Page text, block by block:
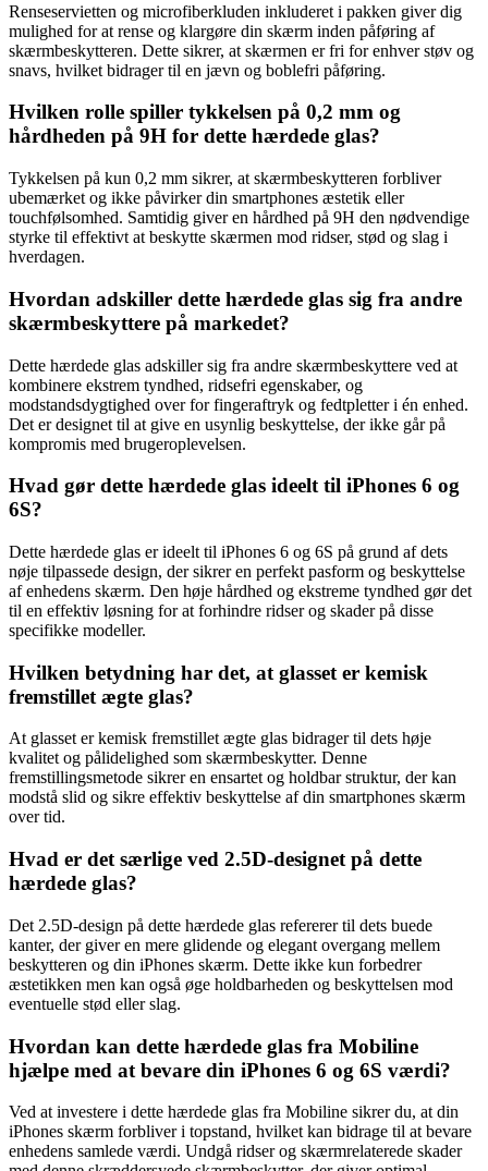
Renseservietten og microfiberkluden inkluderet i pakken giver dig
mulighed for at rense og klargøre din skærm inden påføring af
skærmbeskytteren. Dette sikrer, at skærmen er fri for enhver støv og
snavs, hvilket bidrager til en jævn og boblefri påføring.
Hvilken rolle spiller tykkelsen på 0,2 mm og
hårdheden på 9H for dette hærdede glas?
Tykkelsen på kun 0,2 mm sikrer, at skærmbeskytteren forbliver
ubemærket og ikke påvirker din smartphones æstetik eller
touchfølsomhed. Samtidig giver en hårdhed på 9H den nødvendige
styrke til effektivt at beskytte skærmen mod ridser, stød og slag i
hverdagen.
Hvordan adskiller dette hærdede glas sig fra andre
skærmbeskyttere på markedet?
Dette hærdede glas adskiller sig fra andre skærmbeskyttere ved at
kombinere ekstrem tyndhed, ridsefri egenskaber, og
modstandsdygtighed over for fingeraftryk og fedtpletter i én enhed.
Det er designet til at give en usynlig beskyttelse, der ikke går på
kompromis med brugeroplevelsen.
Hvad gør dette hærdede glas ideelt til iPhones 6 og
6S?
Dette hærdede glas er ideelt til iPhones 6 og 6S på grund af dets
nøje tilpassede design, der sikrer en perfekt pasform og beskyttelse
af enhedens skærm. Den høje hårdhed og ekstreme tyndhed gør det
til en effektiv løsning for at forhindre ridser og skader på disse
specifikke modeller.
Hvilken betydning har det, at glasset er kemisk
fremstillet ægte glas?
At glasset er kemisk fremstillet ægte glas bidrager til dets høje
kvalitet og pålidelighed som skærmbeskytter. Denne
fremstillingsmetode sikrer en ensartet og holdbar struktur, der kan
modstå slid og sikre effektiv beskyttelse af din smartphones skærm
over tid.
Hvad er det særlige ved 2.5D-designet på dette
hærdede glas?
Det 2.5D-design på dette hærdede glas refererer til dets buede
kanter, der giver en mere glidende og elegant overgang mellem
beskytteren og din iPhones skærm. Dette ikke kun forbedrer
æstetikken men kan også øge holdbarheden og beskyttelsen mod
eventuelle stød eller slag.
Hvordan kan dette hærdede glas fra Mobiline
hjælpe med at bevare din iPhones 6 og 6S værdi?
Ved at investere i dette hærdede glas fra Mobiline sikrer du, at din
iPhones skærm forbliver i topstand, hvilket kan bidrage til at bevare
enhedens samlede værdi. Undgå ridser og skærmrelaterede skader